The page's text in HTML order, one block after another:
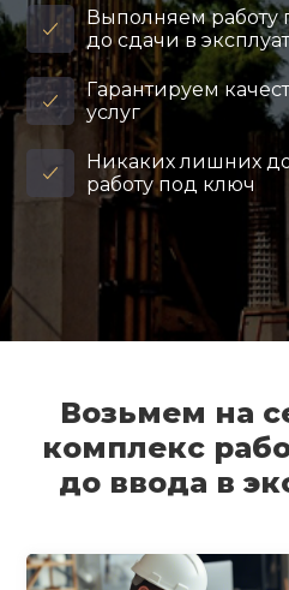
Выполняем работу
до сдачи в
Гарантируем
услуг
Никаких лишних
работу под ключ
Возьмем на
комплекс
до ввода в